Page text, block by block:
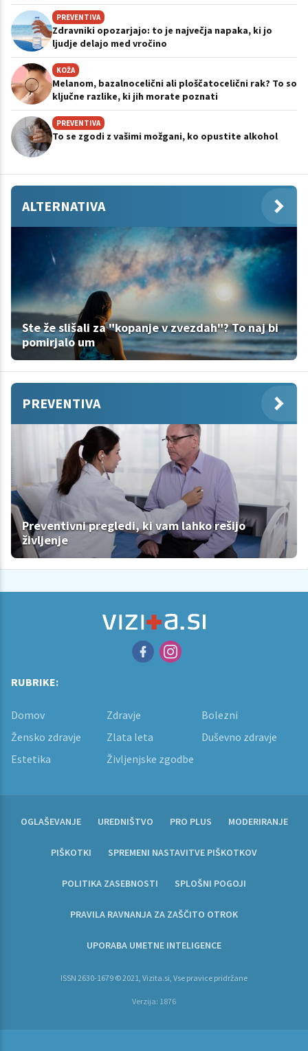
PREVENTIVA
Zdravniki opozarjajo: to je največja napaka, ki jo
ljudje delajo med vročino
KOŽA
Melanom, bazalnocelični ali ploščatocelični rak? To so
ključne razlike, ki jih morate poznati
PREVENTIVA
To se zgodi z vašimi možgani, ko opustite alkohol
ALTERNATIVA
Ste že slišali za "kopanje v zvezdah"? To naj bi
pomirjalo um
PREVENTIVA
Preventivni pregledi, ki vam lahko rešijo
življenje
RUBRIKE:
Domov Zdravje
Bolezni
Žensko zdravje
Zlata leta
Duševno zdravje
Estetika
Življenjske zgodbe
OGLAŠEVANJE UREDNIŠTVO PRO PLUS MODERIRANJE
PIŠKOTKI SPREMENI NASTAVITVE PIŠKOTKOV
POLITIKA ZASEBNOSTI SPLOŠNI POGOJI
PRAVILA RAVNANJA ZA ZAŠČITO OTROK
UPORABA UMETNE INTELIGENCE
ISSN 2630-1679 © 2021, Vizita.si, Vse pravice pridržane
Verzija: 1876